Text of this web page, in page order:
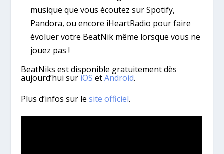
musique que vous écoutez sur Spotify,
Pandora, ou encore iHeartRadio pour faire
évoluer votre BeatNik même lorsque vous ne
jouez pas !
BeatNiks est disponible gratuitement dès
aujourd’hui sur iOS etAndroid.
Plus d’infos sur lesite officiel.